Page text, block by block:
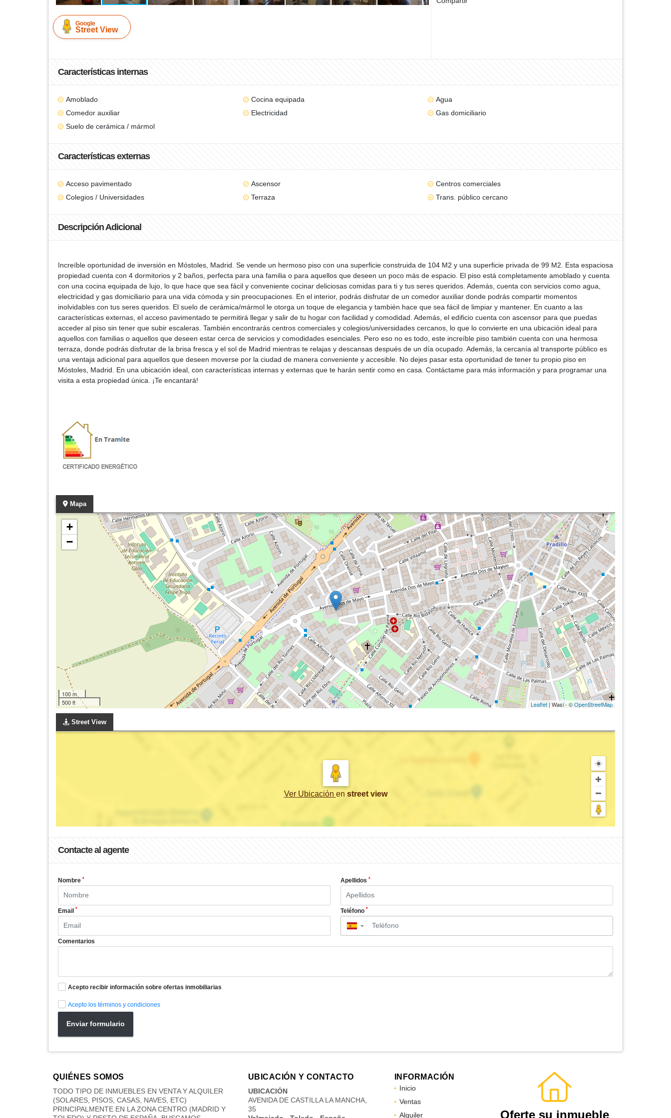
Google
Street View
Características internas
Amoblado Cocina equipada
Agua
Comedor auxiliar
Electricidad
Gas domiciliario
Suelo de cerámica / mármol
Características externas
Acceso pavimentado Ascensor
Centros comerciales
Colegios / Universidades
Terraza Trans. público cercano
Descripción Adicional
Increíble oportunidad de inversión en Móstoles, Madrid. Se vende un hermoso piso con una superficie construida de 104 M2 y una superficie privada de 99 M2. Esta espaciosa
propiedad cuenta con 4 dormitorios y 2 baños, perfecta para una familia o para aquellos que deseen un poco más de espacio. El piso está completamente amoblado y cuenta
con una cocina equipada de lujo, lo que hace que sea fácil y conveniente cocinar deliciosas comidas para ti y tus seres queridos. Además, cuenta con servicios como agua,
electricidad y gas domiciliario para una vida cómoda y sin preocupaciones. En el interior, podrás disfrutar de un comedor auxiliar donde podrás compartir momentos
inolvidables con tus seres queridos. El suelo de cerámica/mármol le otorga un toque de elegancia y también hace que sea fácil de limpiar y mantener. En cuanto a las
características externas, el acceso pavimentado te permitirá llegar y salir de tu hogar con facilidad y comodidad. Además, el edificio cuenta con ascensor para que puedas
acceder al piso sin tener que subir escaleras. También encontrarás centros comerciales y colegios/universidades cercanos, lo que lo convierte en una ubicación ideal para
aquellos con familias o aquellos que deseen estar cerca de servicios y comodidades esenciales. Pero eso no es todo, este increíble piso también cuenta con una hermosa
terraza, donde podrás disfrutar de la brisa fresca y el sol de Madrid mientras te relajas y descansas después de un día ocupado. Además, la cercanía al transporte público es
una ventaja adicional para aquellos que deseen moverse por la ciudad de manera conveniente y accesible. No dejes pasar esta oportunidad de tener tu propio piso en
Móstoles, Madrid. En una ubicación ideal, con características internas y externas que te harán sentir como en casa. Contáctame para más información y para programar una
visita a esta propiedad única. ¡Te encantará!
Mapa
+
−
100 m
500 ft
Leaflet | Wasi - ©OpenStreetMap
Street View
Ver Ubicación en street view
Contacte al agente
Nombre * Apellidos *
Email * Teléfono *
▼
Comentarios
Acepto recibir información sobre ofertas inmobiliarias
Acepto los términos y condiciones
Enviar formulario
QUIÉNES SOMOS
TODO TIPO DE INMUEBLES EN VENTA Y ALQUILER
(SOLARES, PISOS, CASAS, NAVES, ETC)
PRINCIPALMENTE EN LA ZONA CENTRO (MADRID Y
UBICACIÓN Y CONTACTO
UBICACIÓN
AVENIDA DE CASTILLA LA MANCHA,
35
INFORMACIÓN
Inicio
Ventas
Alquiler
Oferte su inmueble